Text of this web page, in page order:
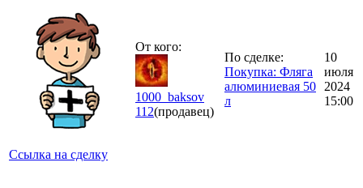
Ссылка на сделку
От кого:
1000_baksov
112(продавец)
По сделке:
Покупка: Фляга
алюминиевая 50
л
10
июля
2024
15:00